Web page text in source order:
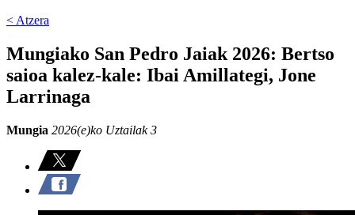
< Atzera
Mungiako San Pedro Jaiak 2026: Bertso
saioa kalez-kale: Ibai Amillategi, Jone
Larrinaga
Mungia 2026(e)ko Uztailak 3